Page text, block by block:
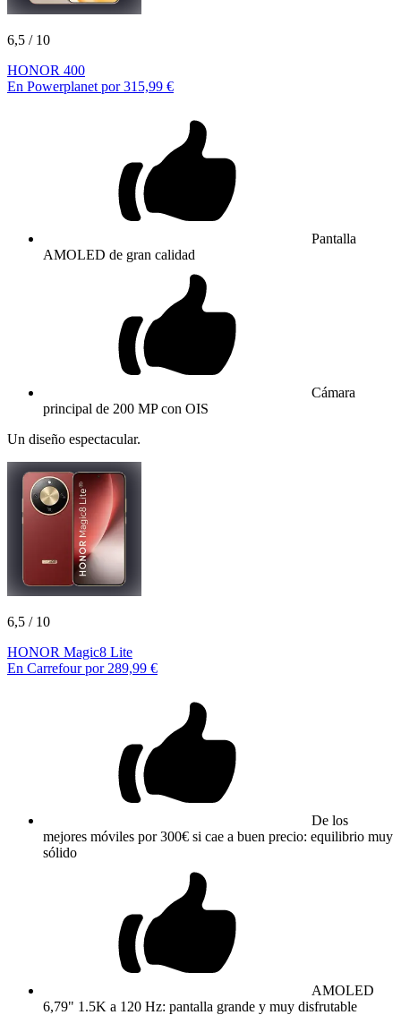
6,5 / 10
HONOR 400
En Powerplanet por 315,99 €
Pantalla
AMOLED de gran calidad
Cámara
principal de 200 MP con OIS
Un diseño espectacular.
6,5 / 10
HONOR Magic8 Lite
En Carrefour por 289,99 €
De los
mejores móviles por 300€ si cae a buen precio: equilibrio muy
sólido
AMOLED
6,79" 1.5K a 120 Hz: pantalla grande y muy disfrutable